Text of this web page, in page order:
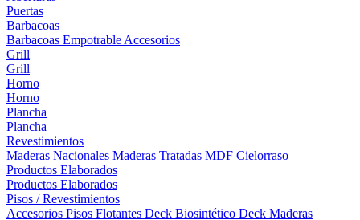
Puertas
Barbacoas
Barbacoas Empotrable Accesorios
Grill
Grill
Horno
Horno
Plancha
Plancha
Revestimientos
Maderas Nacionales Maderas Tratadas MDF Cielorraso
Productos Elaborados
Productos Elaborados
Pisos / Revestimientos
Accesorios Pisos Flotantes Deck Biosintético Deck Maderas